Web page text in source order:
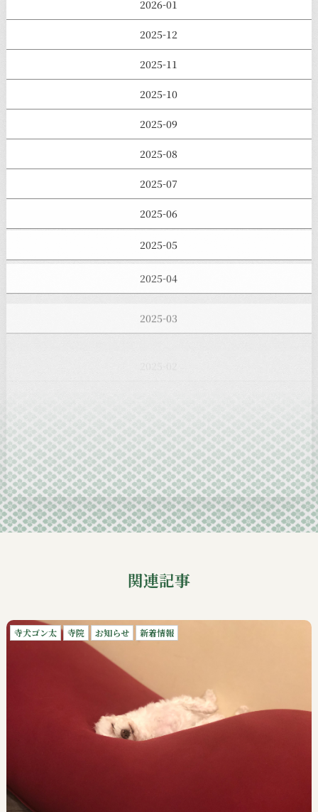
2026-01
2025-12
2025-11
2025-10
2025-09
2025-08
2025-07
2025-06
2025-05
2025-04
2025-02
2024-10
2024-09
関連記事
寺犬ゴン太 寺院 お知らせ 新着情報